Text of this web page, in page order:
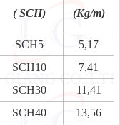
( SCH) (Kg/m)
SCH5
5,17
SCH10
7,41
SCH30
11,41
SCH40
13,56